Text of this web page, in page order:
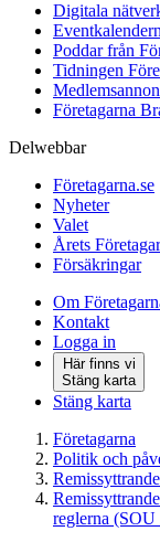
Digitala
Eventkalendern
Poddar från
Tidningen
Företagarna
Delwebbar
Företagarna.se
Nyheter
Valet
Årets
Försäkringar
Om
Kontakt
Logga in
Här finns vi
Stäng karta
Stäng karta
Företagarna
Politik och
reglerna (SOU